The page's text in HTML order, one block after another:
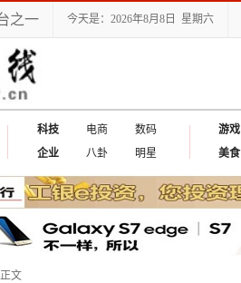
之一 今天是：2026年8月8日 星期六
科技 电商
数码
企业
八卦 明星
游戏
美食
文